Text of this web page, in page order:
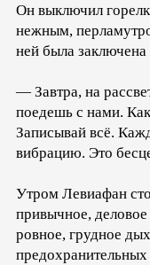
Он выключил
нежным,
ней была заключена
— Завтра, на
поедешь с нами.
Записывай всё.
вибрацию. Это
Утром Левиафан
привычное,
ровное, грудное